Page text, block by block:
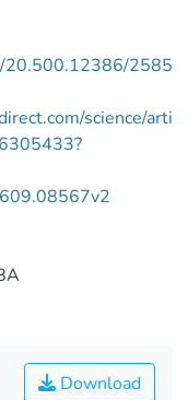
20.500.12386/2585
science/arti
Download